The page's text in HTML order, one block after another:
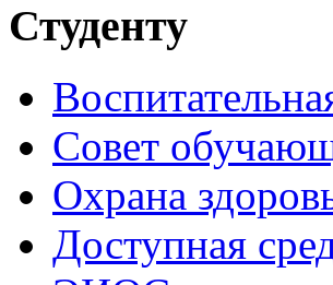
Студенту
Совет
Охрана
Доступная